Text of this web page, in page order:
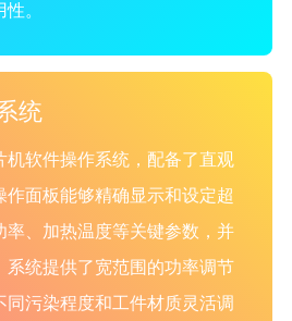
。
统
机软件操作系统，配备了直观
作面板能够精确显示和设定超
率、加热温度等关键参数，并
系统提供了宽范围的功率调节
同污染程度和工件材质灵活调